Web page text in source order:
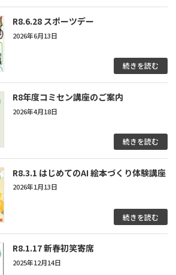
R8.6.28 スポーツデー
2026年6月13日
続きを読む
R8年度コミセン講座のご案内
2026年4月18日
続きを読む
R8.3.1 はじめてのAI 絵本づくり体験講座
2026年1月13日
続きを読む
R8.1.17 新春初笑寄席
2025年12月14日